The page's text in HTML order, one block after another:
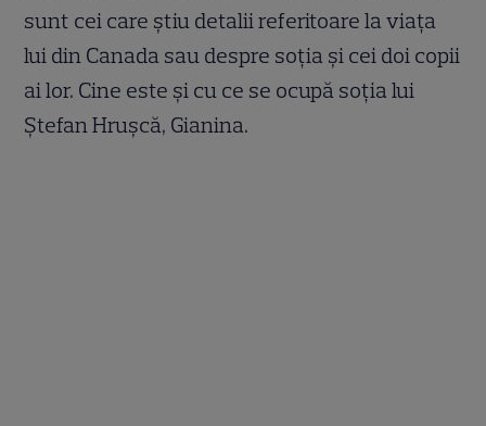
sunt cei care știu detalii referitoare la viața
lui din Canada sau despre soția și cei doi copii
ai lor. Cine este și cu ce se ocupă soția lui
Ștefan Hrușcă, Gianina.